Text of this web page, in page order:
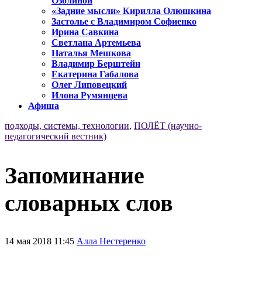
«Задние мысли» Кирилла Олюшкина
Застолье с Владимиром Софиенко
Ирина Савкина
Светлана Артемьева
Наталья Мешкова
Владимир Берштейн
Екатерина Габалова
Олег Липовецкий
Илона Румянцева
Афиша
подходы, системы, технологии, ПОЛЁТ (научно-
педагогический вестник)
Запоминание
словарных слов
14 мая 2018 11:45 Алла Нестеренко